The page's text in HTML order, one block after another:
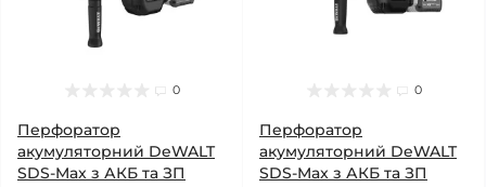
0
Перфоратор
акумуляторний DeWALT
SDS-Max з АКБ та ЗП
0
Перфоратор
акумуляторний DeWALT
SDS-Max з АКБ та ЗП